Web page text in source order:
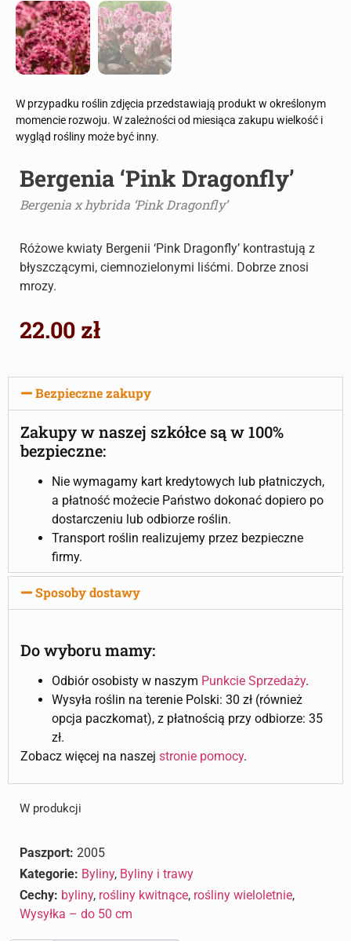
W przypadku roślin zdjęcia przedstawiają produkt w określonym
momencie rozwoju. W zależności od miesiąca zakupu wielkość i
wygląd rośliny może być inny.
Bergenia ‘Pink Dragonfly’
Bergenia x hybrida ‘Pink Dragonfly’
Różowe kwiaty Bergenii ‘Pink Dragonfly’ kontrastują z
błyszczącymi, ciemnozielonymi liśćmi. Dobrze znosi
mrozy.
22.00 zł
Bezpieczne zakupy
Zakupy w naszej szkółce są w 100%
bezpieczne:
Nie wymagamy kart kredytowych lub płatniczych,
a płatność możecie Państwo dokonać dopiero po
dostarczeniu lub odbiorze roślin.
Transport roślin realizujemy przez bezpieczne
firmy.
Sposoby dostawy
Do wyboru mamy:
Odbiór osobisty w naszym Punkcie Sprzedaży.
Wysyła roślin na terenie Polski: 30 zł (również
opcja paczkomat), z płatnością przy odbiorze: 35
zł.
Zobacz więcej na naszej stronie pomocy.
W produkcji
Paszport: 2005
Kategorie: Byliny, Byliny i trawy
Cechy: byliny, rośliny kwitnące, rośliny wieloletnie,
Wysyłka – do 50 cm